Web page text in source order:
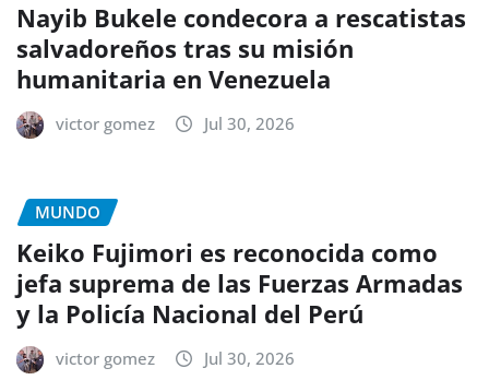
Nayib Bukele condecora a rescatistas
salvadoreños tras su misión
humanitaria en Venezuela
victor gomez Jul 30, 2026
MUNDO
Keiko Fujimori es reconocida como
jefa suprema de las Fuerzas Armadas
y la Policía Nacional del Perú
victor gomez Jul 30, 2026